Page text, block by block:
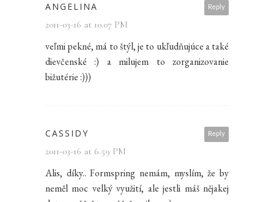
Reply
ANGELINA
2011-03-16 at 10.07 PM
veľmi pekné, má to štýl, je to ukľudňujúce a také
dievčenské :) a milujem to zorganizovanie
bižutérie :)))
Reply
CASSIDY
2011-03-16 at 6.59 PM
Alis, díky.. Formspring nemám, myslím, že by
neměl moc velký využití, ale jestli máš nějakej